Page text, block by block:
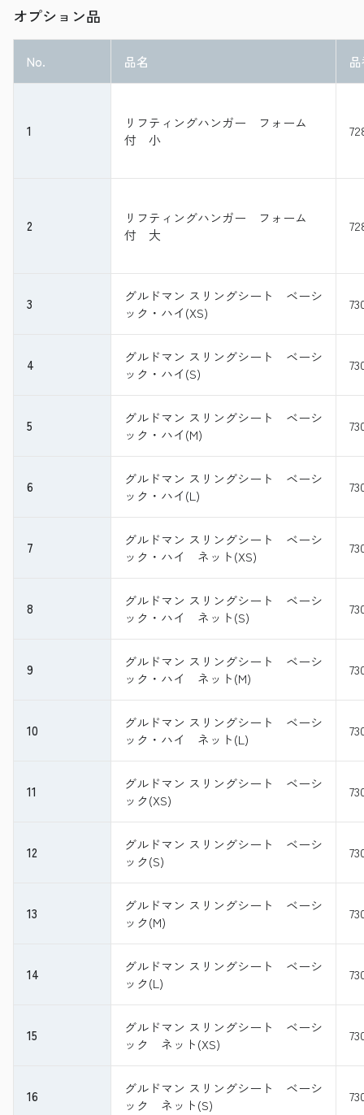
オプション品
No. 品名
1
リフティングハンガー フォーム
付 小
2
リフティングハンガー フォーム
付 大
3
グルドマン スリングシート ベーシ
ック・ハイ(XS)
4
グルドマン スリングシート ベーシ
ック・ハイ(S)
5
グルドマン スリングシート ベーシ
ック・ハイ(M)
6
グルドマン スリングシート ベーシ
ック・ハイ(L)
7
グルドマン スリングシート ベーシ
ック・ハイ ネット(XS)
8
グルドマン スリングシート ベーシ
ック・ハイ ネット(S)
9
グルドマン スリングシート ベーシ
ック・ハイ ネット(M)
10
グルドマン スリングシート ベーシ
ック・ハイ ネット(L)
11
グルドマン スリングシート ベーシ
ック(XS)
12
グルドマン スリングシート ベーシ
ック(S)
13
グルドマン スリングシート ベーシ
ック(M)
14
グルドマン スリングシート ベーシ
ック(L)
15
グルドマン スリングシート ベーシ
ック ネット(XS)
16
グルドマン スリングシート ベーシ
ック ネット(S)